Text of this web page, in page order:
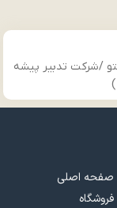
/شرکت تدبیر پیشه
صفحه اصلی
فروشگاه